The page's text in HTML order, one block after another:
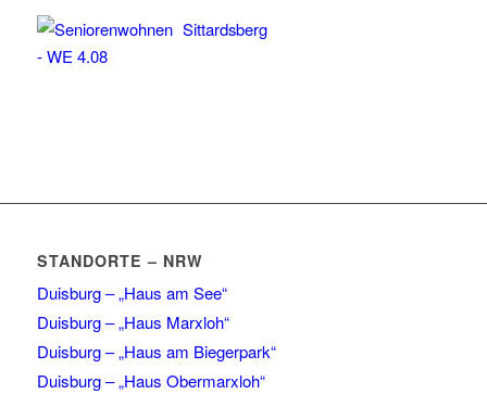
STANDORTE – NRW
Duisburg – „Haus am See“
Duisburg – „Haus Marxloh“
Duisburg – „Haus am Biegerpark“
Duisburg – „Haus Obermarxloh“